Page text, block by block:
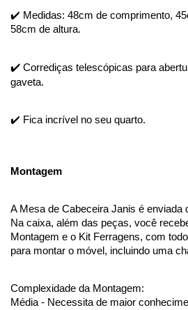
✔️ Medidas: 48cm de comprimento,
58cm de altura.
✔️ Corrediças telescópicas para
gaveta.
✔️ Fica incrível no seu quarto.
Montagem
A Mesa de Cabeceira Janis é enviada
Na caixa, além das peças, você
Montagem e o Kit Ferragens, com
para montar o móvel, incluindo uma
Complexidade da Montagem: